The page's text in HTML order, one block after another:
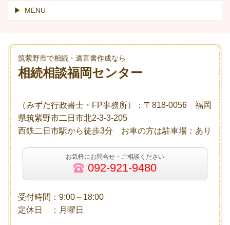
MENU
筑紫野市で相続・遺言書作成なら
相続相談福岡センター
（みずた行政書士・FP事務所）：〒818-0056 福岡
県筑紫野市二日市北2-3-3-205
西鉄二日市駅から徒歩3分 お車の方は駐車場：あり
お気軽にお問合せ・ご相談ください
092-921-9480
受付時間：9:00～18:00
定休日 ：月曜日